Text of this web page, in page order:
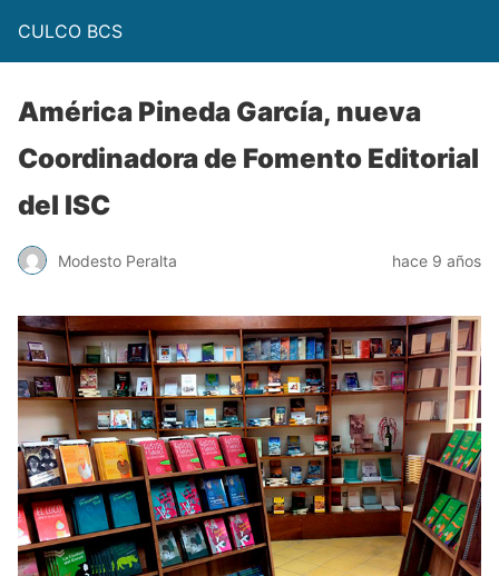
CULCO BCS
América Pineda García, nueva
Coordinadora de Fomento Editorial
del ISC
Modesto Peralta hace 9 años